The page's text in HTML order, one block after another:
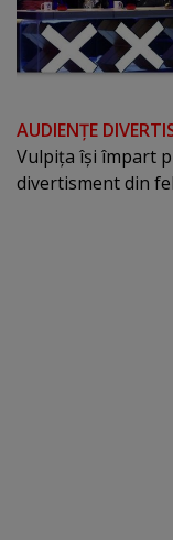
AUDIENŢE
Vulpiţa îşi împart
divertisment din